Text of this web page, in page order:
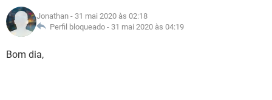
GUIA DE COMPRAS
INSTAGRAM GMAIL
GUIA DE COMPRAS
CELULAR
OUTLOOK EXCEL
INSTAGRAM
JOGOS WHATSAPP
CELULAR
OUTLOOK
GLOSSÁRIO
JOGOS
Jonathan - 31 mai 2020 às 02:18
Perfil bloqueado - 31 mai 2020 às 04:19
Bom dia,